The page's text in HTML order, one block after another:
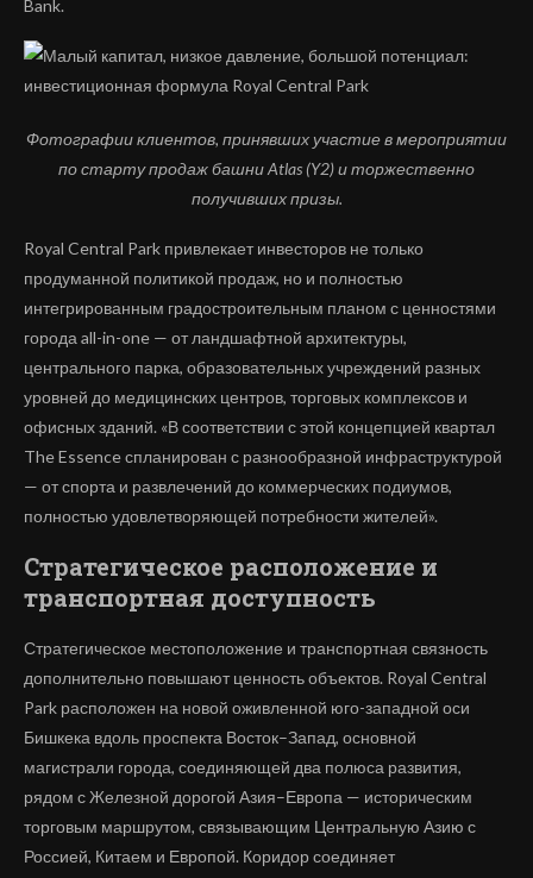
Bank.
Фотографии клиентов, принявших участие в мероприятии
по старту продаж башниAtlas (Y2) и торжественно
получивших призы.
Royal Central Park привлекает инвесторов не только
продуманной политикой продаж, но и полностью
интегрированным градостроительным планом с ценностями
города all-in-one — от ландшафтной архитектуры,
центрального парка, образовательных учреждений разных
уровней до медицинских центров, торговых комплексов и
офисных зданий. «В соответствии с этой концепцией квартал
The Essence спланирован с разнообразной инфраструктурой
— от спорта и развлечений до коммерческих подиумов,
полностью удовлетворяющей потребности жителей».
Стратегическое расположение и
транспортная доступность
Стратегическое местоположение и транспортная связность
дополнительно повышают ценность объектов. Royal Central
Park расположен на новой оживленной юго-западной оси
Бишкека вдоль проспекта Восток–Запад, основной
магистрали города, соединяющей два полюса развития,
рядом с Железной дорогой Азия–Европа — историческим
торговым маршрутом, связывающим Центральную Азию с
Россией, Китаем и Европой. Коридор соединяет